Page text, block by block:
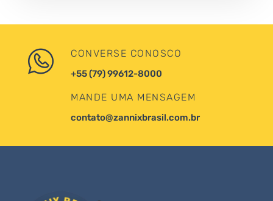
CONVERSE CONOSCO
+55 (79) 99612-8000
MANDE UMA MENSAGEM
contato@zannixbrasil.com.br